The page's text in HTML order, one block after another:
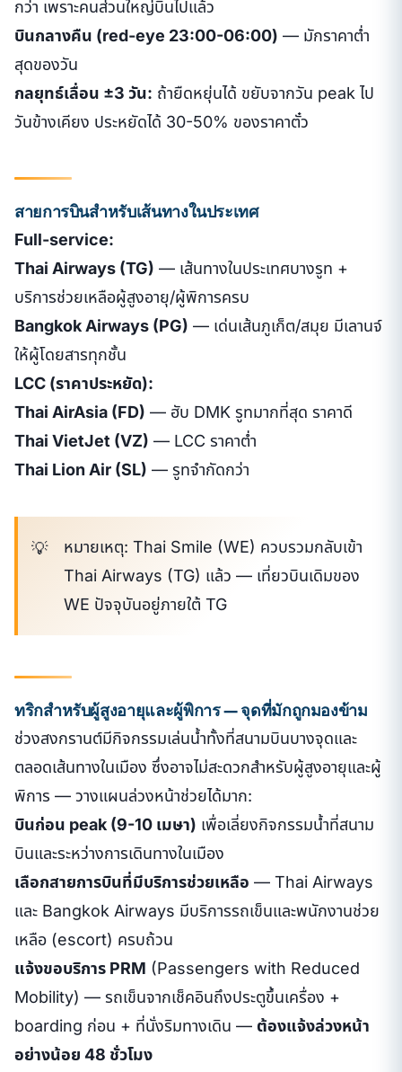
กว่า เพราะคนส่วนใหญ่บินไปแล้ว
บินกลางคืน (red-eye 23:00-06:00) — มักราคาต่ำ
สุดของวัน
กลยุทธ์เลื่อน ±3 วัน: ถ้ายืดหยุ่นได้ ขยับจากวัน peak ไป
วันข้างเคียง ประหยัดได้ 30-50% ของราคาตั๋ว
สายการบินสำหรับเส้นทางในประเทศ
Full-service:
Thai Airways (TG) — เส้นทางในประเทศบางรูท +
บริการช่วยเหลือผู้สูงอายุ/ผู้พิการครบ
Bangkok Airways (PG) — เด่นเส้นภูเก็ต/สมุย มีเลานจ์
ให้ผู้โดยสารทุกชั้น
LCC (ราคาประหยัด):
Thai AirAsia (FD) — ฮับ DMK รูทมากที่สุด ราคาดี
Thai VietJet (VZ) — LCC ราคาต่ำ
Thai Lion Air (SL) — รูทจำกัดกว่า
หมายเหตุ: Thai Smile (WE) ควบรวมกลับเข้า
Thai Airways (TG) แล้ว — เที่ยวบินเดิมของ
WE ปัจจุบันอยู่ภายใต้ TG
ทริกสำหรับผู้สูงอายุและผู้พิการ — จุดที่มักถูกมองข้าม
ช่วงสงกรานต์มีกิจกรรมเล่นน้ำทั้งที่สนามบินบางจุดและ
ตลอดเส้นทางในเมือง ซึ่งอาจไม่สะดวกสำหรับผู้สูงอายุและผู้
พิการ — วางแผนล่วงหน้าช่วยได้มาก:
บินก่อน peak (9-10 เมษา) เพื่อเลี่ยงกิจกรรมน้ำที่สนาม
บินและระหว่างการเดินทางในเมือง
เลือกสายการบินที่มีบริการช่วยเหลือ — Thai Airways
และ Bangkok Airways มีบริการรถเข็นและพนักงานช่วย
เหลือ (escort) ครบถ้วน
แจ้งขอบริการ PRM (Passengers with Reduced
Mobility) — รถเข็นจากเช็คอินถึงประตูขึ้นเครื่อง +
boarding ก่อน + ที่นั่งริมทางเดิน — ต้องแจ้งล่วงหน้า
อย่างน้อย 48 ชั่วโมง